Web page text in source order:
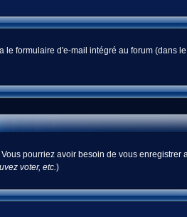
formulaire d'e-mail intégré au forum (dans
pourriez avoir besoin de vous
voter, etc.)